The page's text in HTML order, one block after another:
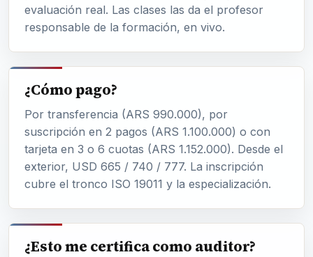
evaluación real. Las clases las da el profesor
responsable de la formación, en vivo.
¿Cómo pago?
Por transferencia (ARS 990.000), por
suscripción en 2 pagos (ARS 1.100.000) o con
tarjeta en 3 o 6 cuotas (ARS 1.152.000). Desde el
exterior, USD 665 / 740 / 777. La inscripción
cubre el tronco ISO 19011 y la especialización.
¿Esto me certifica como auditor?